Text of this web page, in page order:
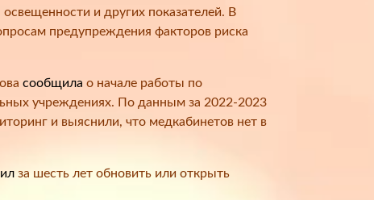
и других показателей. В
предупреждения факторов риска
сообщила о начале работы по
учреждениях. По данным за 2022-2023
и выяснили, что медкабинетов нет в
за шесть лет обновить или открыть